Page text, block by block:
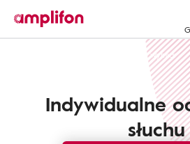
Zatyczki na wymiar
Indywidualne
słuchu